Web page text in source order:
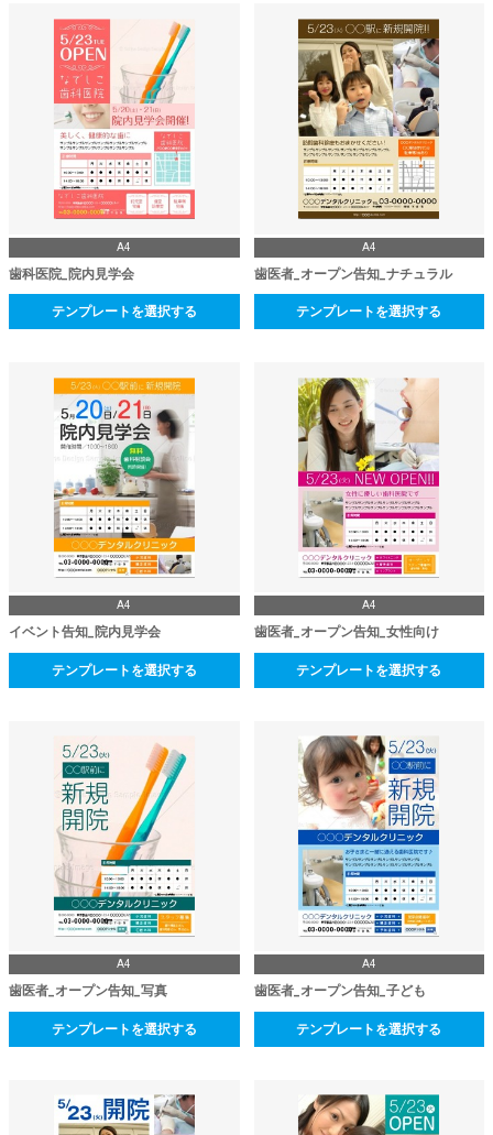
A4
歯科医院_院内見学会
テンプレートを選択する
A4
歯医者_オープン告知_ナチュラル
テンプレートを選択する
A4
イベント告知_院内見学会
テンプレートを選択する
A4
歯医者_オープン告知_女性向け
テンプレートを選択する
A4
歯医者_オープン告知_写真
テンプレートを選択する
A4
歯医者_オープン告知_子ども
テンプレートを選択する